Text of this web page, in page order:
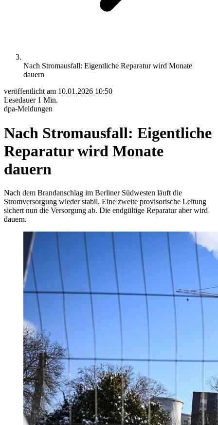
Nach Stromausfall: Eigentliche Reparatur wird Monate
dauern
veröffentlicht am 10.01.2026 10:50
Lesedauer 1 Min.
dpa-Meldungen
Nach Stromausfall: Eigentliche
Reparatur wird Monate
dauern
Nach dem Brandanschlag im Berliner Südwesten läuft die
Stromversorgung wieder stabil. Eine zweite provisorische Leitung
sichert nun die Versorgung ab. Die endgültige Reparatur aber wird
dauern.